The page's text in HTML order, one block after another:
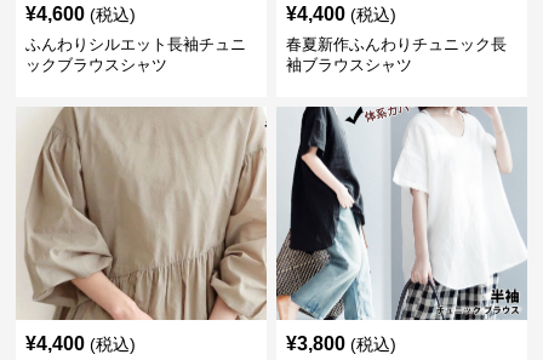
¥4,600 (税込)
ふんわりシルエット長袖チュニ
ックブラウスシャツ
¥4,400 (税込)
春夏新作ふんわりチュニック長
袖ブラウスシャツ
¥4,400 (税込) ¥3,800 (税込)